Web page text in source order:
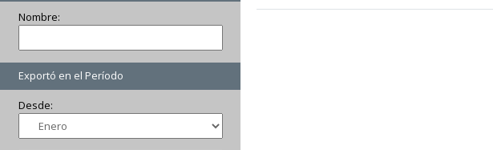
Nombre:
Exportó en el Período
Desde: